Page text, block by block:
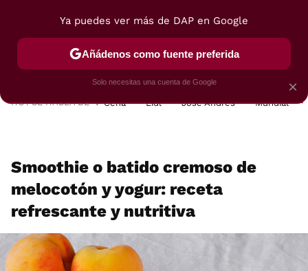
POSTRES VIAJES SELECCIÓN VEGUI
HOY SE HABLA DE Cena Lidl José Andrés Mundial
Smoothie o batido cremoso de
melocotón y yogur: receta
refrescante y nutritiva
×
Ya puedes ver más de DAP en Google
Añádenos como fuente preferida
Solo necesitas una cuenta de Google